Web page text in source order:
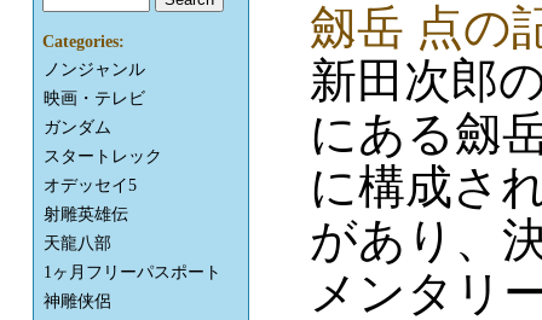
劔岳 点の
新田次郎
にある劔
に構成さ
があり、
メンタリ
Categories:
ノンジャンル
映画・テレビ
ガンダム
スタートレック
オデッセイ5
射雕英雄伝
天龍八部
1ヶ月フリーパスポート
神雕侠侶